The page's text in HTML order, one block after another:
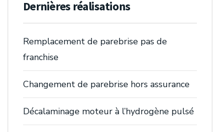
Dernières réalisations
Remplacement de parebrise pas de
franchise
Changement de parebrise hors assurance
Décalaminage moteur à l’hydrogène pulsé